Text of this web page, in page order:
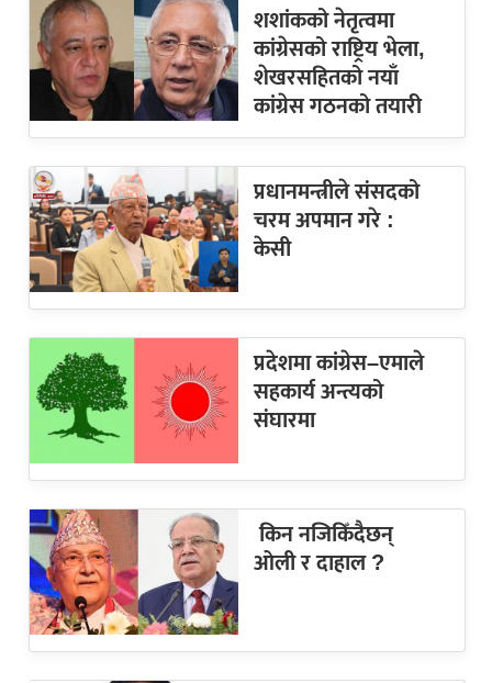
शशांकको नेतृत्वमा
कांग्रेसको राष्ट्रिय भेला,
शेखरसहितको नयाँ
कांग्रेस गठनको तयारी
प्रधानमन्त्रीले संसदको
चरम अपमान गरे :
केसी
प्रदेशमा कांग्रेस–एमाले
सहकार्य अन्त्यको
संघारमा
किन नजिकिँदैछन्
ओली र दाहाल ?